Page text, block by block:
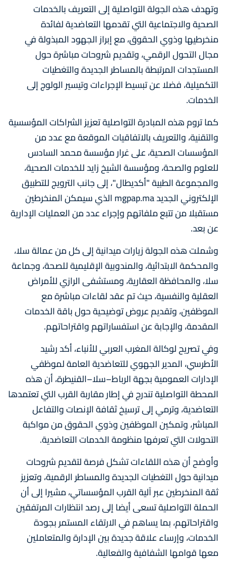
وتهدف هذه الجولة التواصلية إلى التعريف بالخدمات
الصحية والاجتماعية التي تقدمها التعاضدية لفائدة
منخرطيها وذوي الحقوق، مع إبراز الجهود المبذولة في
مجال التحول الرقمي، وتقديم شروحات مباشرة حول
المستجدات المرتبطة بالمساطر الجديدة والتغطيات
التكميلية، فضلا عن تبسيط الإجراءات وتيسير الولوج إلى
الخدمات.
كما تروم هذه المبادرة التواصلية تعزيز الشراكات المؤسسية
والتقنية، والتعريف بالاتفاقيات الموقعة مع عدد من
المؤسسات الصحية، على غرار مؤسسة محمد السادس
للعلوم والصحة، ومؤسسة الشيخ زايد للخدمات الصحية،
والمجموعة الطبية "أكديطال"، إلى جانب الترويج للتطبيق
الإلكتروني الجديد mgpap.ma الذي سيمكن المنخرطين
مستقبلا من تتبع ملفاتهم وإجراء عدد من العمليات الإدارية
عن بعد.
وشملت هذه الجولة زيارات ميدانية إلى كل من عمالة سلا،
والمحكمة الابتدائية، والمندوبية الإقليمية للصحة، وجماعة
سلا، والمحافظة العقارية، ومستشفى الرازي للأمراض
العقلية والنفسية، حيث تم عقد لقاءات مباشرة مع
الموظفين، وتقديم عروض توضيحية حول باقة الخدمات
المقدمة، والإجابة عن استفساراتهم واقتراحاتهم.
وفي تصريح لوكالة المغرب العربي للأنباء، أكد رشيد
الأطرسي، المدير الجهوي للتعاضدية العامة لموظفي
الإدارات العمومية بجهة الرباط–سلا–القنيطرة، أن هذه
المحطة التواصلية تندرج في إطار مقاربة القرب التي تعتمدها
التعاضدية، وترمي إلى ترسيخ ثقافة الإنصات والتفاعل
المباشر، وتمكين الموظفين وذوي الحقوق من مواكبة
التحولات التي تعرفها منظومة الخدمات التعاضدية.
وأوضح أن هذه اللقاءات تشكل فرصة لتقديم شروحات
ميدانية حول التغطيات الجديدة والمساطر الرقمية، وتعزيز
ثقة المنخرطين عبر آلية القرب المؤسساتي، مشيرا إلى أن
الحملة التواصلية تسعى أيضا إلى رصد انتظارات المرتفقين
واقتراحاتهم، بما يساهم في الارتقاء المستمر بجودة
الخدمات، وإرساء علاقة جديدة بين الإدارة والمتعاملين
معها قوامها الشفافية والفعالية.